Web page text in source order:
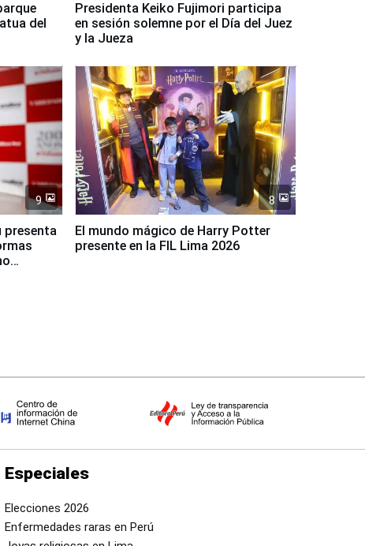
del
Presidenta Keiko Fujimori participa
en sesión solemne por el Día del Juez
y la Jueza
9
presenta
8
El mundo mágico de Harry Potter
presente en la FIL Lima 2026
Especiales
Elecciones 2026
Enfermedades raras en Perú